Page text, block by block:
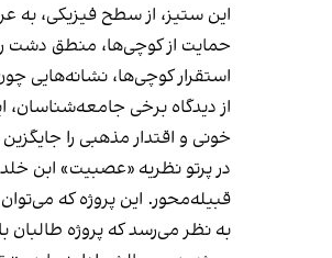
این ستیز، از سطح فیزیکی، به
حمایت از کوچی‌ها، منطق دشت
استقرار کوچی‌ها، نشانه‌هایی
از دیدگاه برخی جامعه‌شناسان،
خونی و اقتدار مذهبی را
در پرتو نظریه «عصبیت» ابن
قبیله‌محور. این پروژه که
به نظر می‌رسد که پروژه طالبان